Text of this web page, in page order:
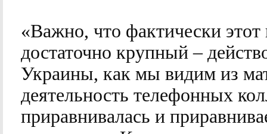
«Важно, что фактически
достаточно крупный –
Украины, как мы видим из
деятельность телефонных
приравнивалась и